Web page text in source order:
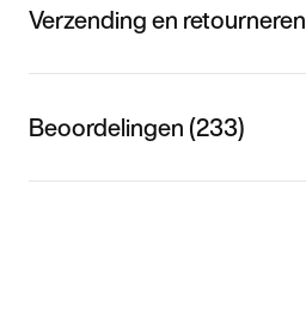
Verzending en retourneren
Beoordelingen (233)